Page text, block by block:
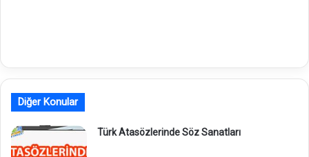
Diğer Konular
Türk Atasözlerinde Söz Sanatları